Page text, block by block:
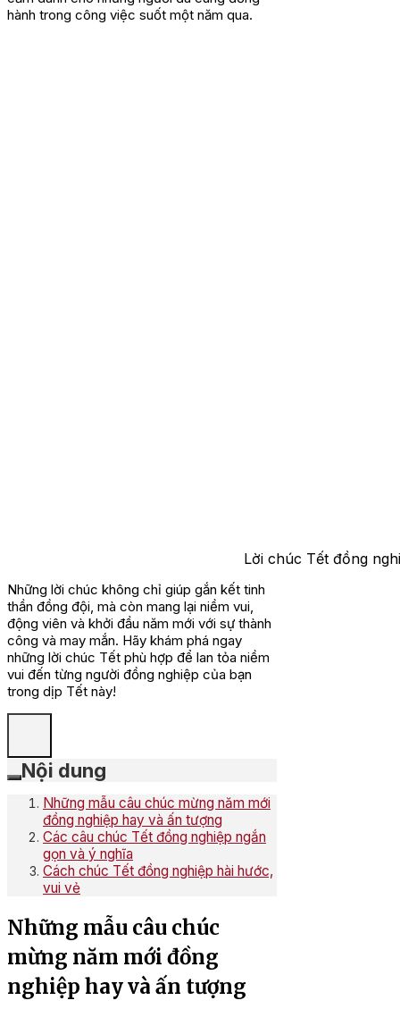
hành trong công việc suốt một năm qua.
Lời chúc Tết đồng
Những lời chúc không chỉ giúp gắn kết tinh
thần đồng đội, mà còn mang lại niềm vui,
động viên và khởi đầu năm mới với sự thành
công và may mắn. Hãy khám phá ngay
những lời chúc Tết phù hợp để lan tỏa niềm
vui đến từng người đồng nghiệp của bạn
trong dịp Tết này!
Nội dung
Những mẫu câu chúc mừng năm mới
đồng nghiệp hay và ấn tượng
Các câu chúc Tết đồng nghiệp ngắn
gọn và ý nghĩa
Cách chúc Tết đồng nghiệp hài hước,
vui vẻ
Những mẫu câu chúc
mừng năm mới đồng
nghiệp hay và ấn tượng